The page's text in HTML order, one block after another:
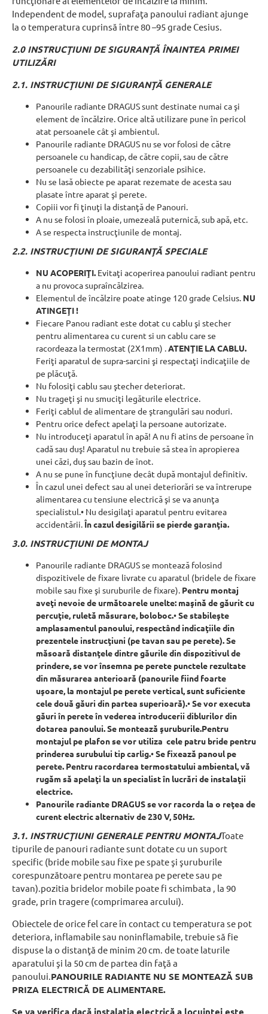
Independent de model, suprafaţa panoului radiant ajunge
la o temperatura cuprinsă între 80 –95 grade Cesius.
2.0 INSTRUCŢIUNI DE SIGURANŢĂ ÎNAINTEA PRIMEI
UTILIZĂRI
2.1. INSTRUCŢIUNI DE SIGURANŢĂ GENERALE
Panourile radiante DRAGUS sunt destinate numai ca şi
element de încălzire. Orice altă utilizare pune în pericol
atat persoanele cât şi ambientul.
Panourile radiante DRAGUS nu se vor folosi de către
persoanele cu handicap, de către copii, sau de către
persoanele cu dezabilităţi senzoriale psihice.
Nu se lasă obiecte pe aparat rezemate de acesta sau
plasate între aparat şi perete.
Copiii vor fi ţinuţi la distanţă de Panouri.
A nu se folosi în ploaie, umezeală puternică, sub apă, etc.
A se respecta instrucţiunile de montaj.
2.2. INSTRUCŢIUNI DE SIGURANŢĂ SPECIALE
NU ACOPERIŢI. Evitaţi acoperirea panoului radiant pentru
a nu provoca supraîncălzirea.
Elementul de încălzire poate atinge 120 grade Celsius. NU
ATINGEŢI !
Fiecare Panou radiant este dotat cu cablu şi stecher
pentru alimentarea cu curent si un cablu care se
racordeaza la termostat (2X1mm) .ATENŢIE LA CABLU.
Feriţi aparatul de supra-sarcini şi respectaţi indicaţiile de
pe plăcuţă.
Nu folosiţi cablu sau ştecher deteriorat.
Nu trageţi şi nu smuciţi legăturile electrice.
Feriţi cablul de alimentare de ştrangulări sau noduri.
Pentru orice defect apelaţi la persoane autorizate.
Nu introduceţi aparatul în apă! A nu fi atins de persoane în
cadă sau duş! Aparatul nu trebuie să stea în apropierea
unei căzi, duş sau bazin de înot.
A nu se pune în funcţiune decât după montajul definitiv.
În cazul unei defect sau al unei deteriorări se va întrerupe
alimentarea cu tensiune electrică şi se va anunţa
specialistul.• Nu desigilaţi aparatul pentru evitarea
accidentării.În cazul desigilării se pierde garanţia.
3.0. INSTRUCŢIUNI DE MONTAJ
Panourile radiante DRAGUS se montează folosind
dispozitivele de fixare livrate cu aparatul (bridele de fixare
mobile sau fixe şi suruburile de fixare). Pentru montaj
aveţi nevoie de următoarele unelte: maşină de găurit cu
percuţie, ruletă măsurare, boloboc.•Se stabileşte
amplasamentul panoului, respectând indicaţiile din
prezentele instrucţiuni (pe tavan sau pe perete). Se
măsoară distanţele dintre găurile din dispozitivul de
prindere, se vor însemna pe perete punctele rezultate
din măsurarea anterioară (panourile fiind foarte
uşoare, la montajul pe perete vertical, sunt suficiente
cele două găuri din partea superioară).•Se vor executa
găuri în perete în vederea introducerii diblurilor din
dotarea panoului. Se montează şuruburile.Pentru
montajul pe plafon se vor utiliza cele patru bride pentru
prinderea surubului tip carlig.•Se fixează panoul pe
perete. Pentru racordarea termostatului ambiental, vă
rugăm să apelaţi la un specialist în lucrări de instalaţii
electrice.
Panourile radiante DRAGUS se vor racorda la o reţea de
curent electric alternativ de 230 V, 50Hz.
3.1. INSTRUCŢIUNI GENERALE PENTRU MONTAJToate
tipurile de panouri radiante sunt dotate cu un suport
specific (bride mobile sau fixe pe spate şi şuruburile
corespunzătoare pentru montarea pe perete sau pe
tavan).pozitia bridelor mobile poate fi schimbata , la 90
grade, prin tragere (comprimarea arcului).
Obiectele de orice fel care în contact cu temperatura se pot
deteriora, inflamabile sau noninflamabile, trebuie să fie
dispuse la o distanţă de minim 20 cm. de toate laturile
aparatului şi la 50 cm de partea din faţă a
panoului.PANOURILE RADIANTE NU SE MONTEAZĂ SUB
PRIZA ELECTRICĂ DE ALIMENTARE.
Se va verifica dacă instalaţia electrică a locuinţei este